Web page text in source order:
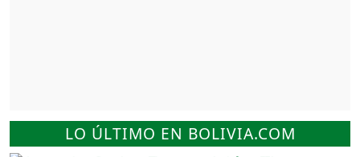
LO ÚLTIMO EN BOLIVIA.COM